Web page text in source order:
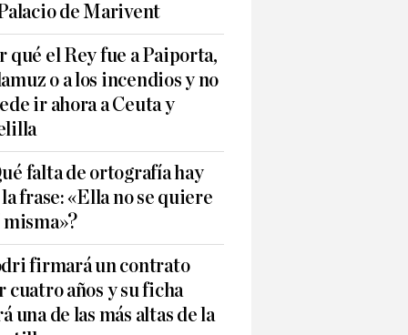
de Marivent
qué el Rey fue a Paiporta,
o a los incendios y no
ir ahora a Ceuta y
falta de ortografía hay
frase: «Ella no se quiere
misma»?
firmará un contrato
cuatro años y su ficha
una de las más altas de la